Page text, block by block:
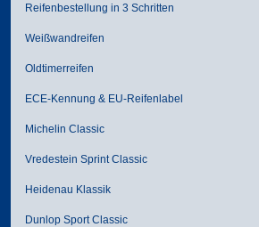
Reifenbestellung in 3 Schritten
Weißwandreifen
Oldtimerreifen
ECE-Kennung & EU-Reifenlabel
Michelin Classic
Vredestein Sprint Classic
Heidenau Klassik
Dunlop Sport Classic